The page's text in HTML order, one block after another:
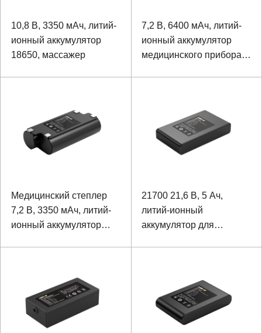
10,8 В, 3350 мАч, литий-
ионный аккумулятор
18650, массажер
7,2 В, 6400 мАч, литий-
ионный аккумулятор
медицинского прибора
Медицинский степлер
7,2 В, 3350 мАч, литий-
ионный аккумулятор
21700 21,6 В, 5 Ач,
литий-ионный
аккумулятор для